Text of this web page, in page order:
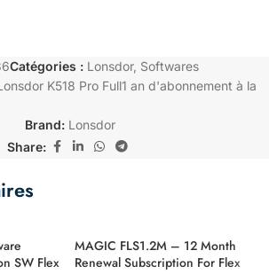
Catégories : Lonsdor, Softwares
K518 Pro Full1 an d'abonnement à la
Brand: Lonsdor
Share:
SW Flex
MAGIC FLS1.2M – 12 Month
Renewal Subscription For Flex